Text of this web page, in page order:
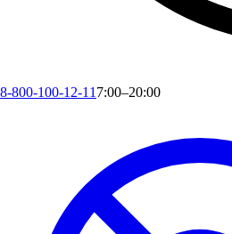
8-800-100-12-11 7:00–20:00